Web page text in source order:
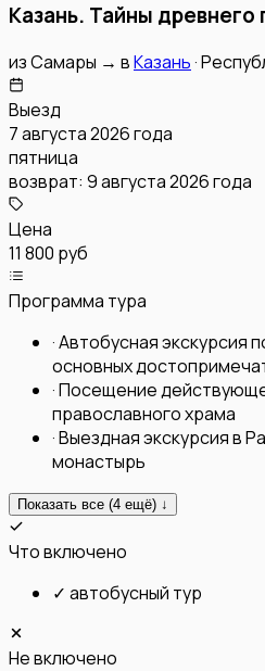
Казань. Тайны древнего
изСамары → вКазань·
Выезд
7 августа 2026 года
пятница
возврат: 9 августа 2026 года
Цена
11 800 руб
Программа тура
·Автобусная экскурсия
основных
·Посещение
православного храма
·Выездная экскурсия в
монастырь
Показать все (4 ещё) ↓
Что включено
✓ автобусный тур
Не включено